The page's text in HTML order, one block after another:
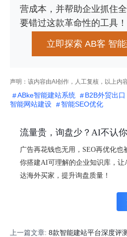
营成本，并帮助企业抓住
要错过这款革命性的工具！
立即探索 AB客 智能
声明：该内容由AI创作，人工复核，以上内
ABke智能建站系统 B2B外贸出口
智能网站建设
智能SEO优化
流量贵，询盘少？AI不认你
广告再花钱也无用，SEO再优化也
你搭建AI可理解的企业知识库，
达海外买家，提升询盘质量！
上一篇文章: 8款智能建站平台深度评